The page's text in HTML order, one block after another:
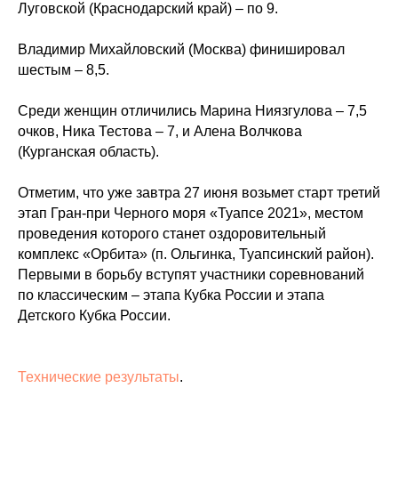
Луговской (Краснодарский край) – по 9.
Владимир Михайловский (Москва) финишировал
шестым – 8,5.
Среди женщин отличились Марина Ниязгулова – 7,5
очков, Ника Тестова – 7, и Алена Волчкова
(Курганская область).
Отметим, что уже завтра 27 июня возьмет старт третий
этап Гран-при Черного моря «Туапсе 2021», местом
проведения которого станет оздоровительный
комплекс «Орбита» (п. Ольгинка, Туапсинский район).
Первыми в борьбу вступят участники соревнований
по классическим – этапа Кубка России и этапа
Детского Кубка России.
Технические результаты.